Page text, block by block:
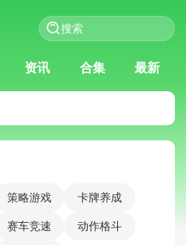
资讯 合集 最新
策略游戏
卡牌养成
赛车竞速
动作格斗